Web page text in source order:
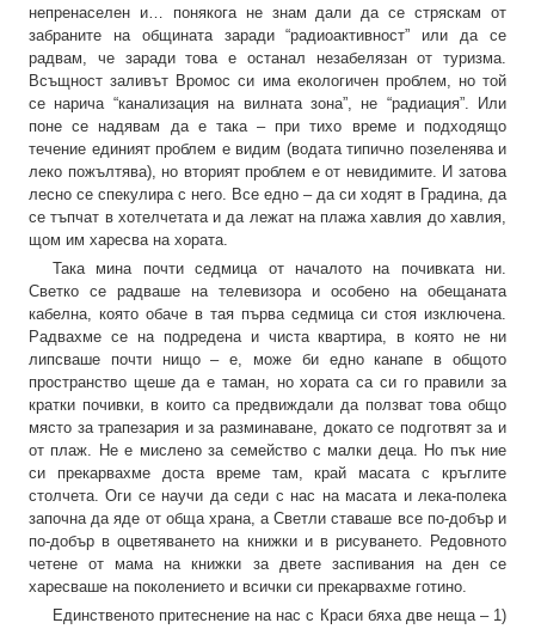
непренаселен и… понякога не знам дали да се стряскам от
забраните на общината заради “радиоактивност” или да се
радвам, че заради това е останал незабелязан от туризма.
Всъщност заливът Вромос си има екологичен проблем, но той
се нарича “канализация на вилната зона”, не “радиация”. Или
поне се надявам да е така – при тихо време и подходящо
течение единият проблем е видим (водата типично позеленява и
леко пожълтява), но вторият проблем е от невидимите. И затова
лесно се спекулира с него. Все едно – да си ходят в Градина, да
се тъпчат в хотелчетата и да лежат на плажа хавлия до хавлия,
щом им харесва на хората.
Така мина почти седмица от началото на почивката ни.
Светко се радваше на телевизора и особено на обещаната
кабелна, която обаче в тая първа седмица си стоя изключена.
Радвахме се на подредена и чиста квартира, в която не ни
липсваше почти нищо – е, може би едно канапе в общото
пространство щеше да е таман, но хората са си го правили за
кратки почивки, в които са предвиждали да ползват това общо
място за трапезария и за разминаване, докато се подготвят за и
от плаж. Не е мислено за семейство с малки деца. Но пък ние
си прекарвахме доста време там, край масата с кръглите
столчета. Оги се научи да седи с нас на масата и лека-полека
започна да яде от обща храна, а Светли ставаше все по-добър и
по-добър в оцветяването на книжки и в рисуването. Редовното
четене от мама на книжки за двете заспивания на ден се
харесваше на поколението и всички си прекарвахме готино.
Единственото притеснение на нас с Краси бяха две неща – 1)